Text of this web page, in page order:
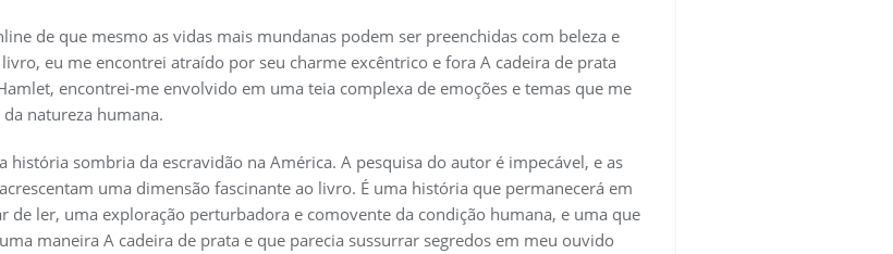
de que mesmo as vidas mais mundanas podem ser preenchidas com beleza e
eu me encontrei atraído por seu charme excêntrico e fora A cadeira de prata
encontrei-me envolvido em uma teia complexa de emoções e temas que me
natureza humana.
sombria da escravidão na América. A pesquisa do autor é impecável, e as
uma dimensão fascinante ao livro. É uma história que permanecerá em
ler, uma exploração perturbadora e comovente da condição humana, e uma que
maneira A cadeira de prata e que parecia sussurrar segredos em meu ouvido